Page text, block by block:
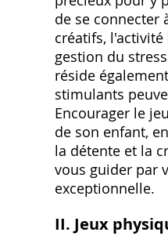
de se connecter
créatifs,
gestion du
réside
stimulants
Encourager le
de son enfant,
la détente et la
vous guider par
exceptionnelle.
II. Jeux